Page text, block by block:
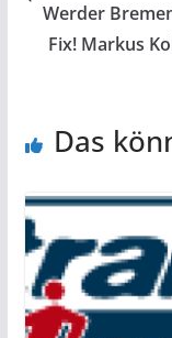
Werder
Fix! Markus
Das